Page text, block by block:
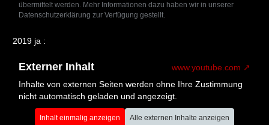
übermittelt werden. Mehr Informationen dazu haben wir in unserer
Datenschutzerklärung zur Verfügung gestellt.
2019 ja :
Externer Inhalt
www.youtube.com
Inhalte von externen Seiten werden ohne Ihre Zustimmung
nicht automatisch geladen und angezeigt.
Inhalt einmalig anzeigen Alle externen Inhalte anzeigen